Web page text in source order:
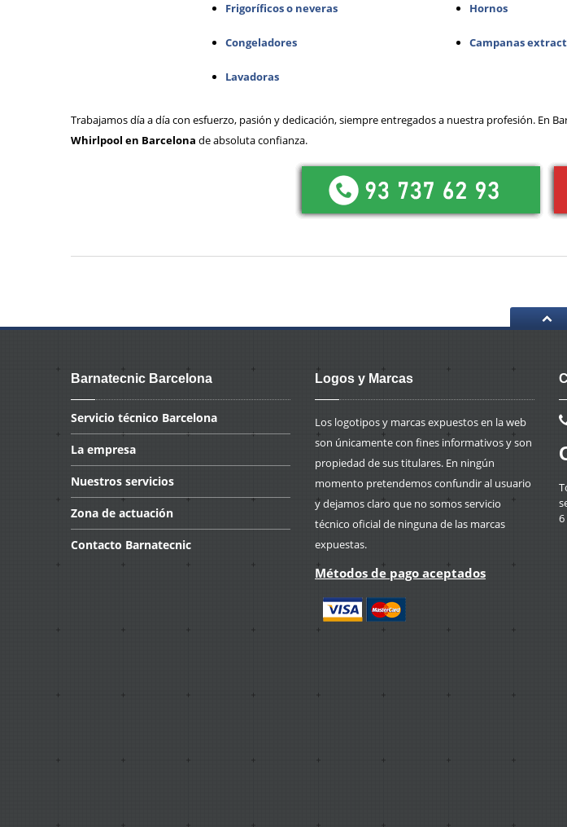
Frigoríficos o neveras
Congeladores
Lavadoras
Hornos
Campanas
Trabajamos día a día con esfuerzo, pasión y dedicación, siempre entregados a nuestra profesión. En
Whirlpool en Barcelona de absoluta confianza.
Barnatecnic Barcelona
Servicio técnico Barcelona
La empresa
Nuestros servicios
Zona de actuación
Contacto Barnatecnic
Logos y Marcas
Los logotipos y marcas expuestos en la web
son únicamente con fines informativos y son
propiedad de sus titulares. En ningún
momento pretendemos confundir al usuario
y dejamos claro que no somos servicio
técnico oficial de ninguna de las marcas
expuestas.
Métodos de pago aceptados